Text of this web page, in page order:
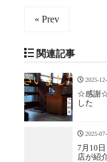
« Prev
関連記事
2025-
☆感謝☆
した
2025-
7月10
店が紹